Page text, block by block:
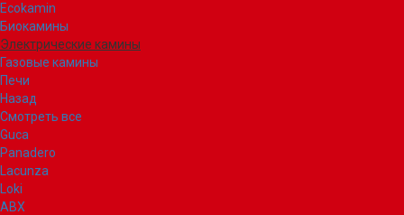
Ecokamin
Биокамины
Электрические камины
Газовые камины
Печи
Назад
Смотреть все
Guca
Panadero
Lacunza
Loki
ABX